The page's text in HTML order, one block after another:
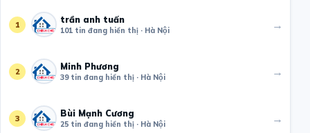
1 trần anh tuấn
101 tin đang hiển thị · Hà Nội →
2 Minh Phương
39 tin đang hiển thị · Hà Nội →
3 Bùi Mạnh Cương
25 tin đang hiển thị · Hà Nội →